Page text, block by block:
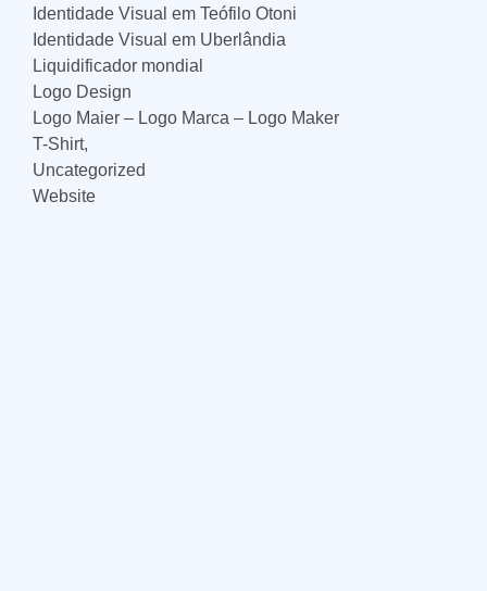
Identidade Visual em Teófilo Otoni
Identidade Visual em Uberlândia
Liquidificador mondial
Logo Design
Logo Maier – Logo Marca – Logo Maker
T-Shirt,
Uncategorized
Website